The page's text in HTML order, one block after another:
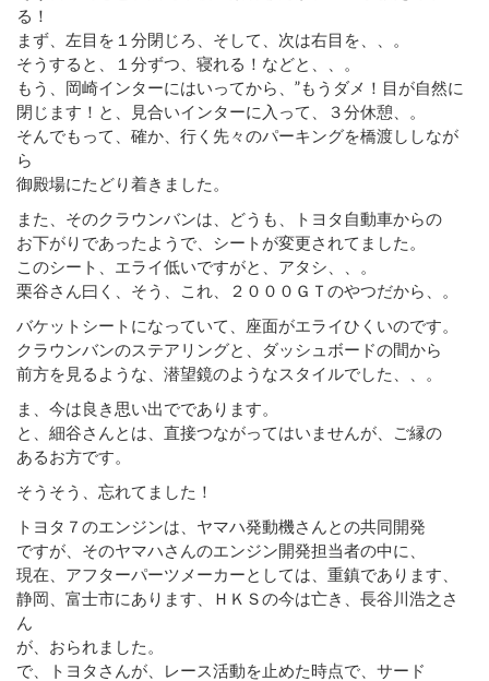
る！
まず、左目を１分閉じろ、そして、次は右目を、、。
そうすると、１分ずつ、寝れる！などと、、。
もう、岡崎インターにはいってから、”もうダメ！目が自然に
閉じます！と、見合いインターに入って、３分休憩、。
そんでもって、確か、行く先々のパーキングを橋渡ししなが
ら
御殿場にたどり着きました。
また、そのクラウンバンは、どうも、トヨタ自動車からの
お下がりであったようで、シートが変更されてました。
このシート、エライ低いですがと、アタシ、、。
栗谷さん曰く、そう、これ、２０００ＧＴのやつだから、。
バケットシートになっていて、座面がエライひくいのです。
クラウンバンのステアリングと、ダッシュボードの間から
前方を見るような、潜望鏡のようなスタイルでした、、。
ま、今は良き思い出でであります。
と、細谷さんとは、直接つながってはいませんが、ご縁の
あるお方です。
そうそう、忘れてました！
トヨタ７のエンジンは、ヤマハ発動機さんとの共同開発
ですが、そのヤマハさんのエンジン開発担当者の中に、
現在、アフターパーツメーカーとしては、重鎮であります、
静岡、富士市にあります、ＨＫＳの今は亡き、長谷川浩之さ
ん
が、おられました。
で、トヨタさんが、レース活動を止めた時点で、サード